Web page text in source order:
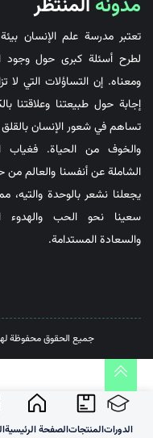
مدونة المنتظر
تعتبر مدرسة علم الإنسان
لطرح أسئلة كبرى حول وجود
ومعناه. إن التساؤلات التي لا
إجابة حول طبيعتنا وعلاقتنا
تساهم في شعور الإنسان
والخوف من الحياة. فغياب
الشاملة عن أنفسنا والعالم من
يجعلنا نشعر بالوحدة والتيه،
سعينا نحو الحب والهدوء
والسعادة المستدامة.
جميع الحقوق محفوظة
الدوراتالمنتجاتالصفحة الرئيسية